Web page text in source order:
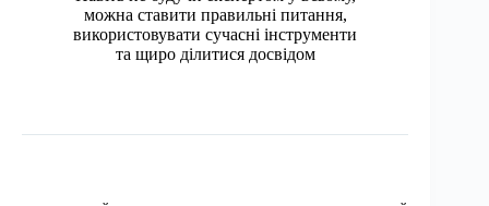
можна ставити правильні питання,
використовувати сучасні інструменти
та щиро ділитися досвідом